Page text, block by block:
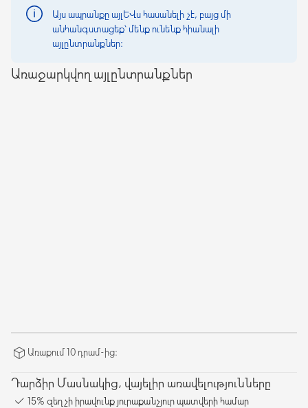
Այս ապրանքը այլևս հասանելի չէ, բայց մի
անհանգստացեք՝ մենք ունենք հիանալի
այլընտրանքներ։
Առաջարկվող այլընտրանքներ
Առաքում 10 դրամ-ից։
Դարձիր Մասնակից, վայելիր առավելությունները
15% զեղչի իրավունք յուրաքանչյուր պատվերի համար